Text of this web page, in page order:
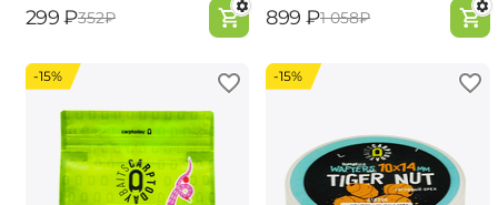
‍299‍ ₽‍352‍₽ ‍899‍ ₽‍1 058‍₽
-15% -15%